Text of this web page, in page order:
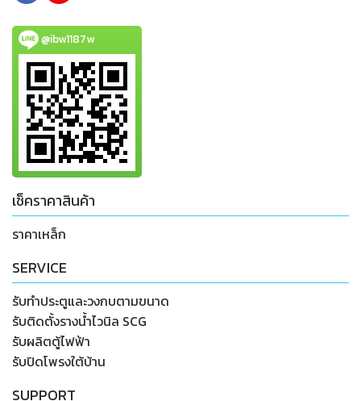
@ibw1187w
เช็คราคาสินค้า
ราคาเหล็ก
SERVICE
รับทำประตูและวงกบตามขนาด
รับติดตั้งรางน้ำไวนิล SCG
รับผลิตตู้ไฟฟ้า
รับปิดโพรงใต้บ้าน
SUPPORT